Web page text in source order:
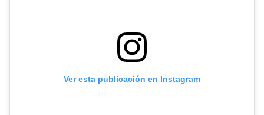
Ver esta publicación en Instagram